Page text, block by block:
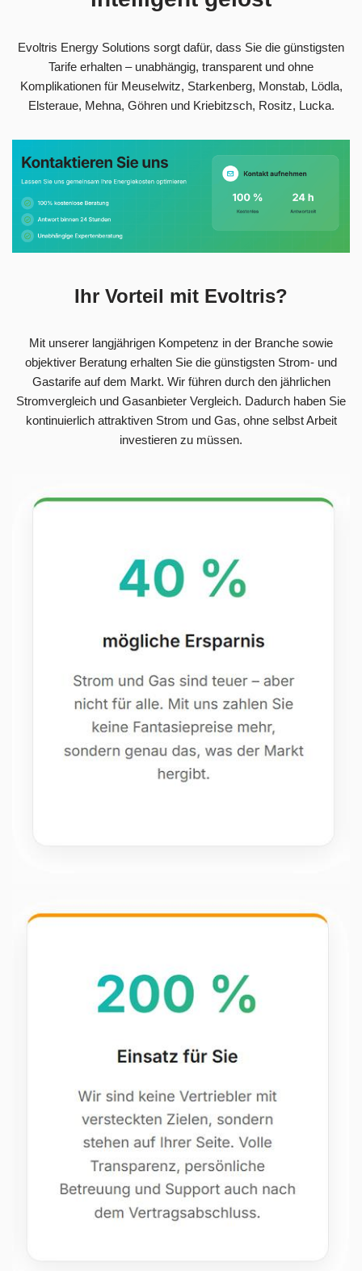
Evoltris Energy Solutions sorgt dafür, dass Sie die günstigsten
Tarife erhalten – unabhängig, transparent und ohne
Komplikationen für Meuselwitz, Starkenberg, Monstab, Lödla,
Elsteraue, Mehna, Göhren und Kriebitzsch, Rositz, Lucka.
Ihr Vorteil mit Evoltris?
Mit unserer langjährigen Kompetenz in der Branche sowie
objektiver Beratung erhalten Sie die günstigsten Strom- und
Gastarife auf dem Markt. Wir führen durch den jährlichen
Stromvergleich und Gasanbieter Vergleich. Dadurch haben Sie
kontinuierlich attraktiven Strom und Gas, ohne selbst Arbeit
investieren zu müssen.